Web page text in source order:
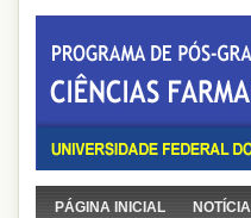
PÁGINA INICIAL